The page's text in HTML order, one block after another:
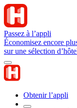
Passez à l’appli
Économisez encore
sur une sélection
Obtenir l’appli